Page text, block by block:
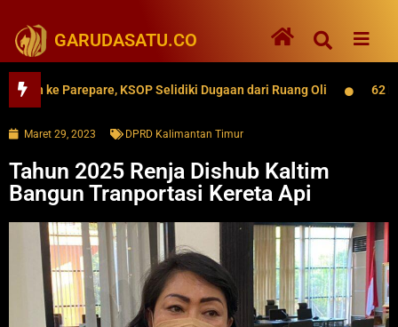
GARUDASATU.CO
ke Parepare, KSOP Selidiki Dugaan dari Ruang Oli 62
Maret 29, 2023 DPRD Kalimantan Timur
Tahun 2025 Renja Dishub Kaltim
Bangun Tranportasi Kereta Api